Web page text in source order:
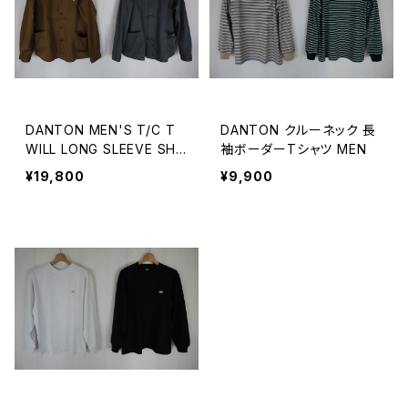
DANTON MEN'S T/C T
WILL LONG SLEEVE SHI
RT
¥19,800
DANTON クルーネック 長
袖ボーダーTシャツ MEN
¥9,900